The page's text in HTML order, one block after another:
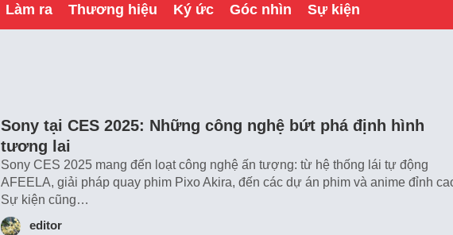
Làm ra Thương hiệu Ký ức Góc nhìn Sự kiện
Sony tại CES 2025: Những công nghệ bứt phá định hình
tương lai
Sony CES 2025 mang đến loạt công nghệ ấn tượng: từ hệ thống lái tự động
AFEELA, giải pháp quay phim Pixo Akira, đến các dự án phim và anime đỉnh
Sự kiện cũng…
editor